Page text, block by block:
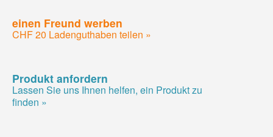
einen Freund werben
CHF 20 Ladenguthaben teilen »
Produkt anfordern
Lassen Sie uns Ihnen helfen, ein Produkt zu
finden »